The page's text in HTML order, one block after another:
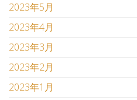
2023年5月
2023年4月
2023年3月
2023年2月
2023年1月